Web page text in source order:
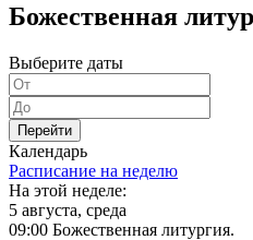
Божественная
Выберите даты
Перейти
Календарь
Расписание на неделю
На этой неделе:
5 августа, среда
09:00 Божественная литургия.